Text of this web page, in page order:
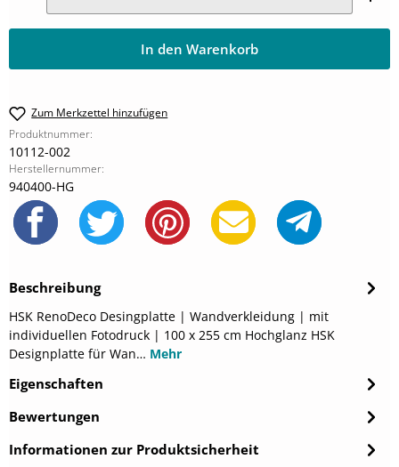
In den Warenkorb
Zum Merkzettel hinzufügen
Produktnummer:
10112-002
Herstellernummer:
940400-HG
Beschreibung
HSK RenoDeco Desingplatte | Wandverkleidung | mit
individuellen Fotodruck | 100 x 255 cm Hochglanz HSK
Designplatte für Wan… Mehr
Eigenschaften
Bewertungen
Informationen zur Produktsicherheit